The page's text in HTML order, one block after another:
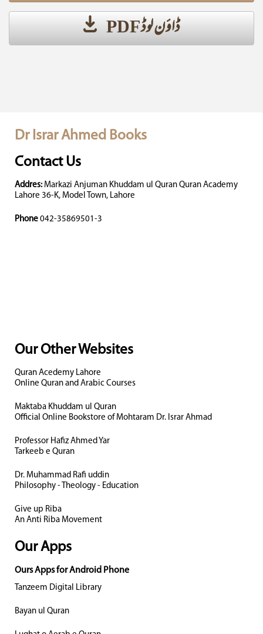
ڈاؤن لوڈ PDF
Dr Israr Ahmed Books
Contact Us
Addres: Markazi Anjuman Khuddam ul Quran Quran Academy
Lahore 36-K, Model Town, Lahore
Phone 042-35869501-3
Our Other Websites
Quran Acedemy Lahore
Online Quran and Arabic Courses
Maktaba Khuddam ul Quran
Official Online Bookstore of Mohtaram Dr. Israr Ahmad
Professor Hafiz Ahmed Yar
Tarkeeb e Quran
Dr. Muhammad Rafi uddin
Philosophy - Theology - Education
Give up Riba
An Anti Riba Movement
Our Apps
Ours Apps for Android Phone
Tanzeem Digital Library
Bayan ul Quran